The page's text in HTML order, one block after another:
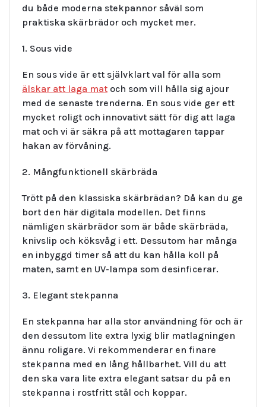
du både moderna stekpannor såväl som
praktiska skärbrädor och mycket mer.
1. Sous vide
En sous vide är ett självklart val för alla som
älskar att laga mat och som vill hålla sig ajour
med de senaste trenderna. En sous vide ger ett
mycket roligt och innovativt sätt för dig att laga
mat och vi är säkra på att mottagaren tappar
hakan av förvåning.
2. Mångfunktionell skärbräda
Trött på den klassiska skärbrädan? Då kan du ge
bort den här digitala modellen. Det finns
nämligen skärbrädor som är både skärbräda,
knivslip och köksvåg i ett. Dessutom har många
en inbyggd timer så att du kan hålla koll på
maten, samt en UV-lampa som desinficerar.
3. Elegant stekpanna
En stekpanna har alla stor användning för och är
den dessutom lite extra lyxig blir matlagningen
ännu roligare. Vi rekommenderar en finare
stekpanna med en lång hållbarhet. Vill du att
den ska vara lite extra elegant satsar du på en
stekpanna i rostfritt stål och koppar.